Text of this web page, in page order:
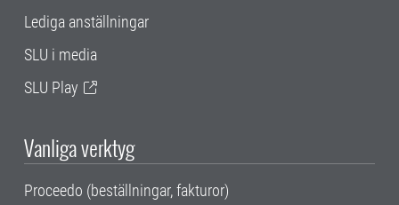
Lediga anställningar
SLU i media
SLU Play
Vanliga verktyg
Proceedo (beställningar, fakturor)